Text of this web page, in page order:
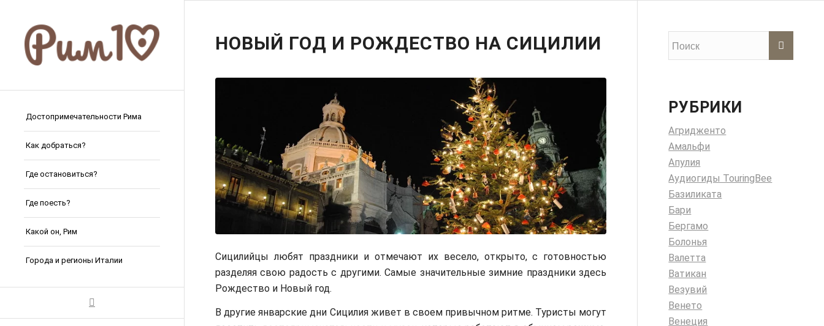
Достопримечательности Рима
Как добраться?
Где остановиться?
Где поесть?
Какой он, Рим
Города и регионы Италии
НОВЫЙ ГОД И РОЖДЕСТВО НА СИЦИЛИИ
Сицилийцы любят праздники и отмечают их весело, открыто, с готовностью
разделяя свою радость с другими. Самые значительные зимние праздники здесь
Рождество и Новый год.
В другие январские дни Сицилия живет в своем привычном ритме. Туристы могут
РУБРИКИ
Агридженто
Амальфи
Апулия
Аудиогиды TouringBee
Базиликата
Бари
Бергамо
Болонья
Валетта
Ватикан
Везувий
Венето
Венеция